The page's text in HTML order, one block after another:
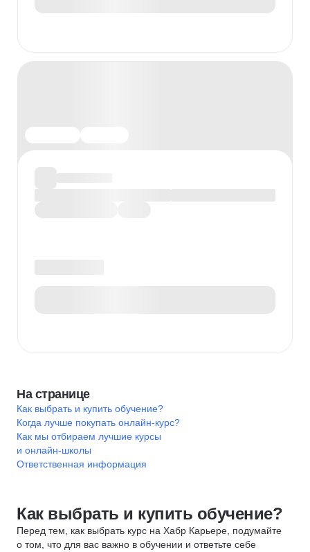
На странице
Как выбрать и купить обучение?
Когда лучше покупать онлайн-курс?
Как мы отбираем лучшие курсы
и онлайн-школы
Ответственная информация
Как выбрать и купить обучение?
Перед тем, как выбрать курс на Хабр Карьере, подумайте
о том, что для вас важно в обучении и ответьте себе